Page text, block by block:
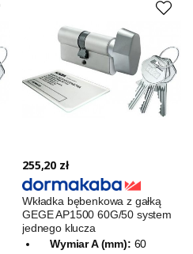
255,20 zł
Wkładka bębenkowa z gałką
GEGE AP1500 60G/50 system
jednego klucza
Wymiar A (mm): 60